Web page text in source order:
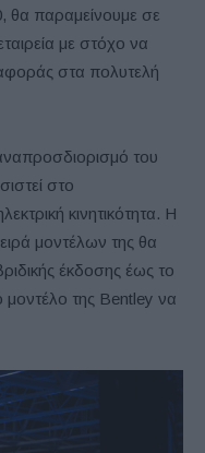
θα παραμείνουμε σε
με στόχο να
στα πολυτελή
του
στο
κινητικότητα. Η
μοντέλων της θα
έκδοσης έως το
μοντέλο της Bentley να